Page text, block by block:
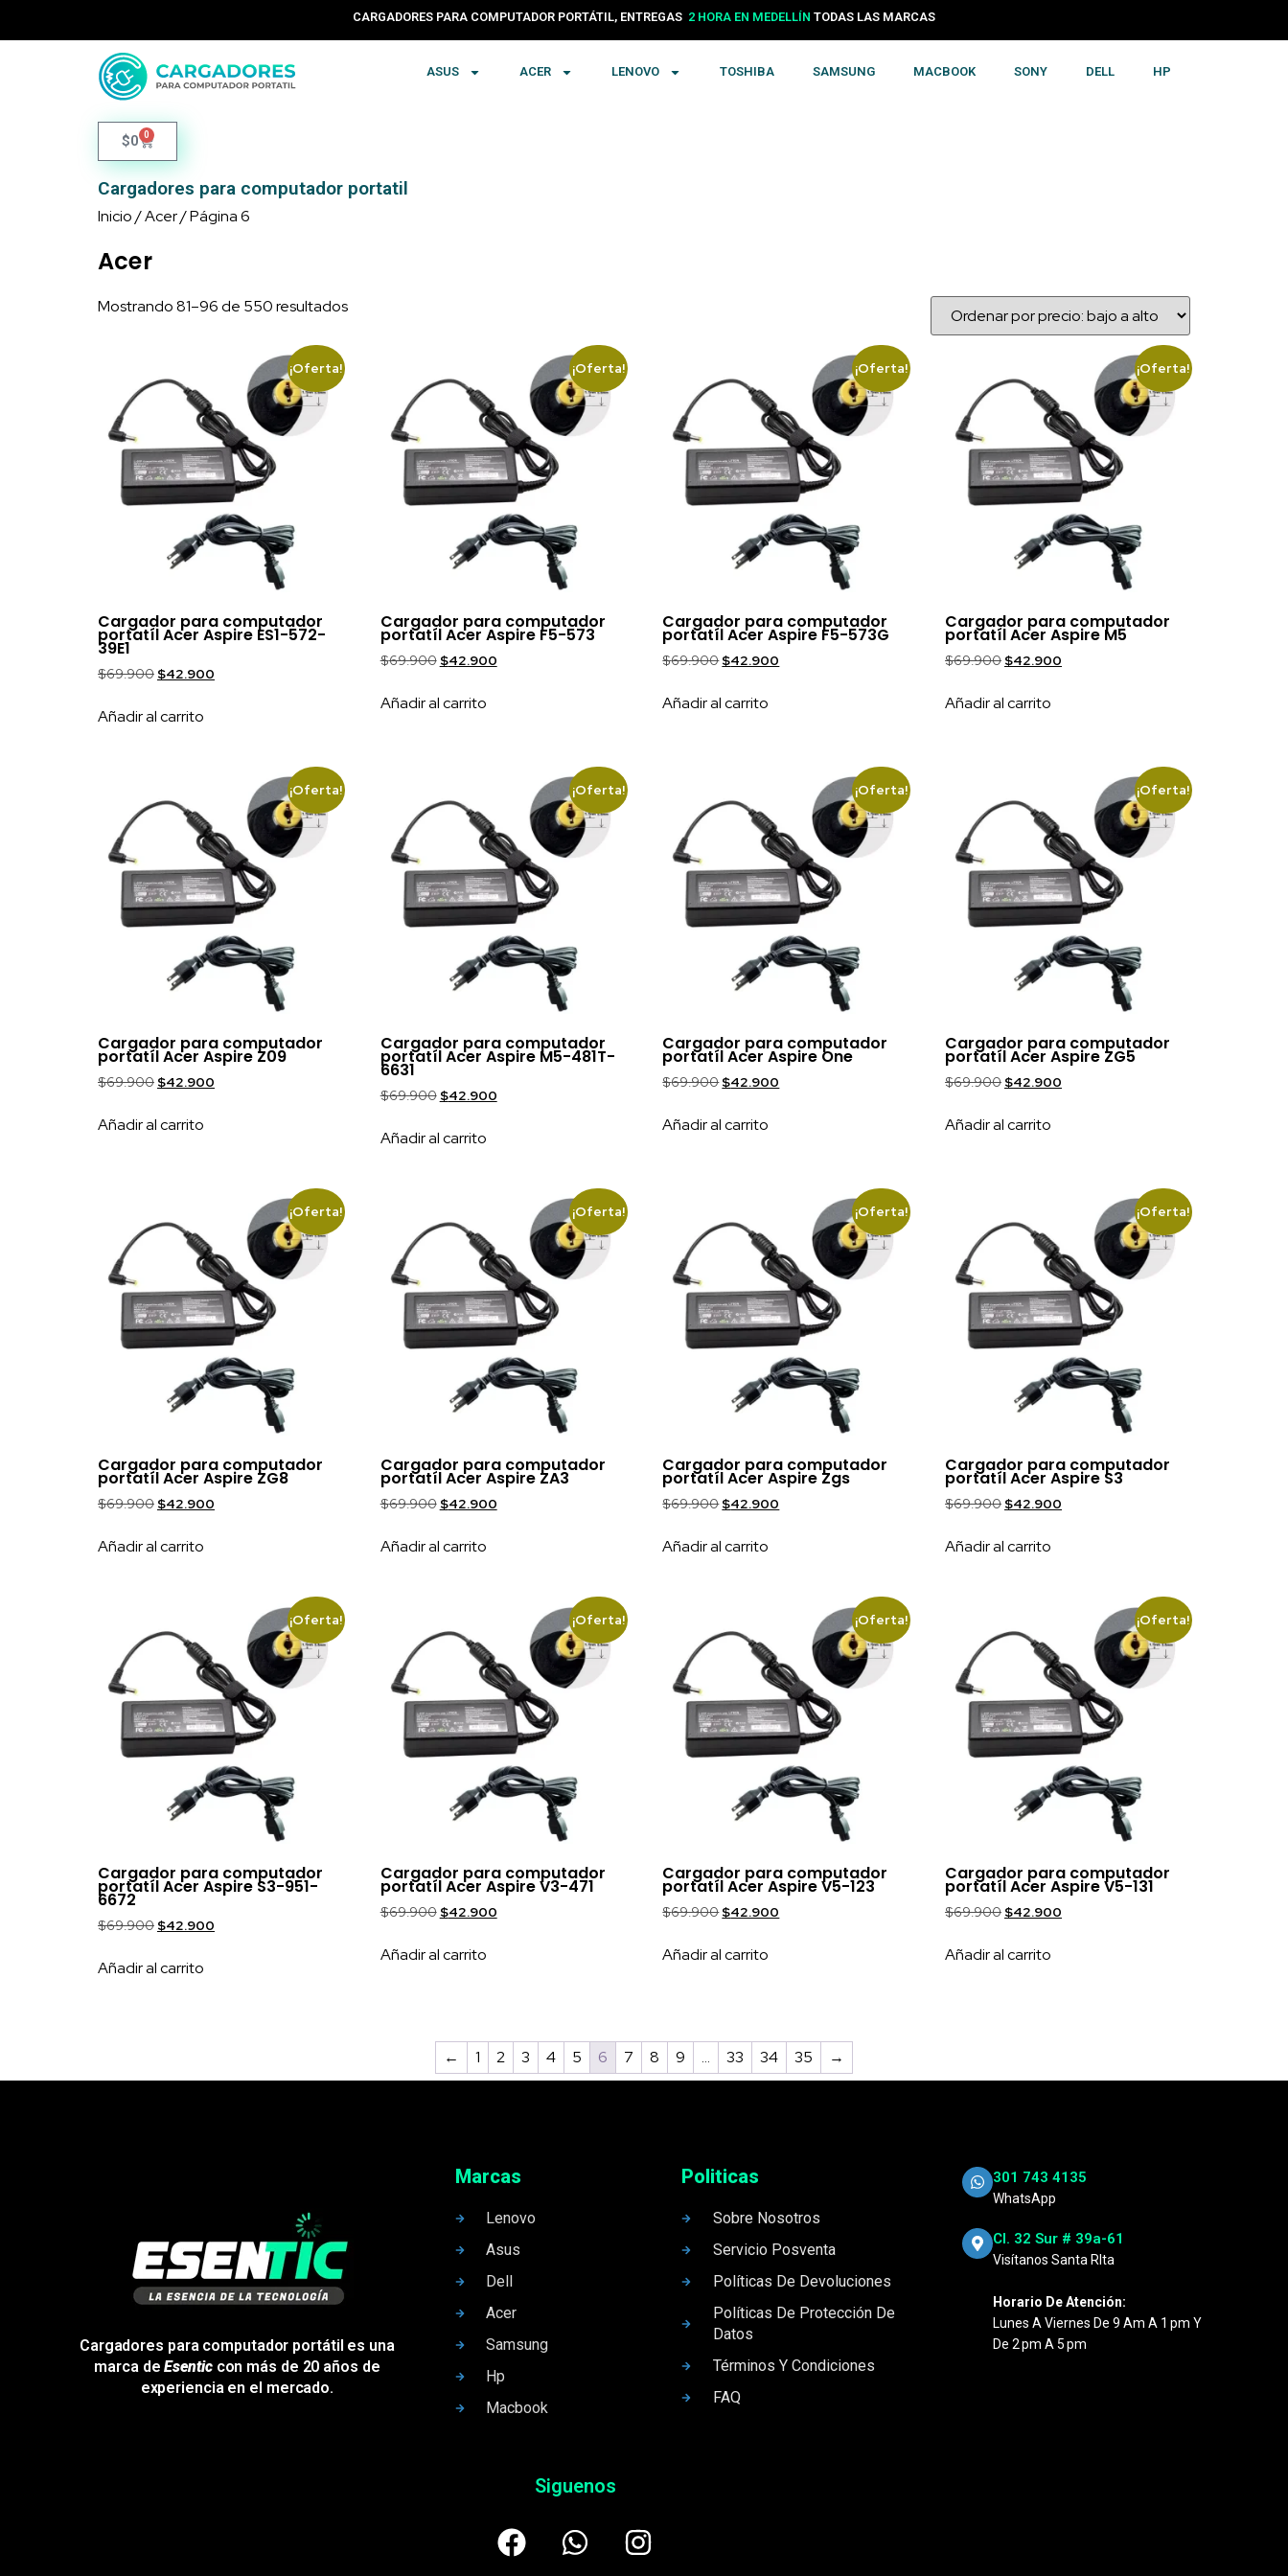
CARGADORES PARA COMPUTADOR PORTÁTIL, ENTREGAS 2 HORA EN MEDELLÍN TODAS LAS MARCAS
ASUS ACER LENOVO TOSHIBA SAMSUNG MACBOOK SONY DELL HP
$0 0
Cargadores para computador portatil
Inicio/Acer/ Página 6
Acer
Mostrando 81–96 de 550 resultados
¡Oferta!
Cargador para computador
portatíl Acer Aspire ES1-572-
39E1
$69.900 $42.900
Añadir al carrito
¡Oferta!
Cargador para computador
portatíl Acer Aspire F5-573
$69.900 $42.900
Añadir al carrito
¡Oferta!
Cargador para computador
portatíl Acer Aspire F5-573G
$69.900 $42.900
Añadir al carrito
¡Oferta!
Cargador para computador
portatíl Acer Aspire M5
$69.900 $42.900
Añadir al carrito
¡Oferta!
Cargador para computador
portatíl Acer Aspire Z09
$69.900 $42.900
Añadir al carrito
¡Oferta!
Cargador para computador
portatíl Acer Aspire M5-481T-
6631
$69.900 $42.900
Añadir al carrito
¡Oferta!
Cargador para computador
portatíl Acer Aspire One
$69.900 $42.900
Añadir al carrito
¡Oferta!
Cargador para computador
portatíl Acer Aspire ZG5
$69.900 $42.900
Añadir al carrito
¡Oferta!
Cargador para computador
portatíl Acer Aspire ZG8
$69.900 $42.900
Añadir al carrito
¡Oferta!
Cargador para computador
portatíl Acer Aspire ZA3
$69.900 $42.900
Añadir al carrito
¡Oferta!
Cargador para computador
portatíl Acer Aspire Zgs
$69.900 $42.900
Añadir al carrito
¡Oferta!
Cargador para computador
portatíl Acer Aspire S3
$69.900 $42.900
Añadir al carrito
¡Oferta!
Cargador para computador
portatíl Acer Aspire S3-951-
6672
$69.900 $42.900
Añadir al carrito
¡Oferta!
Cargador para computador
portatíl Acer Aspire V3-471
$69.900 $42.900
Añadir al carrito
¡Oferta!
Cargador para computador
portatíl Acer Aspire V5-123
$69.900 $42.900
Añadir al carrito
¡Oferta!
Cargador para computador
portatíl Acer Aspire V5-131
$69.900 $42.900
Añadir al carrito
← 1 2 3 4 5 6 7 8 9 … 33 34 35 →
Cargadores para computador portátil es una
marca deEsenticcon más de 20 años de
experiencia en el mercado.
Marcas
Lenovo
Asus
Dell
Acer
Samsung
Hp
Macbook
Politicas
Sobre Nosotros
Servicio Posventa
Políticas De Devoluciones
Políticas De Protección De
Datos
Términos Y Condiciones
FAQ
301 743 4135
WhatsApp
Cl. 32 Sur # 39a-61
Visítanos Santa RIta
Horario De Atención:
Lunes A Viernes De 9 Am A 1 Pm Y
De 2 Pm A 5 Pm
Siguenos